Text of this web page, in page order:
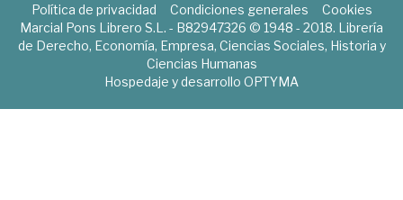
Política de privacidad Condiciones generales
Cookies
Marcial Pons Librero S.L. - B82947326 © 1948 - 2018. Librería
de Derecho, Economía, Empresa, Ciencias Sociales, Historia y
Ciencias Humanas
Hospedaje y desarrollo OPTYMA